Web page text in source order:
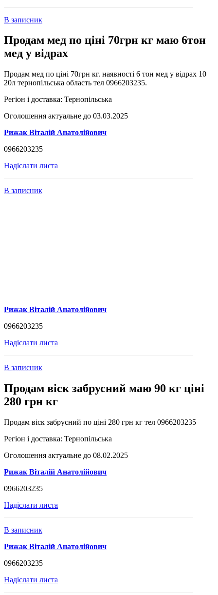
В записник
Продам мед по ціні 70грн кг маю 6тон
мед у відрах
Продам мед по ціні 70грн кг. наявності 6 тон мед у відрах 10
20л тернопільська область тел 0966203235.
Регіон і доставка: Тернопільська
Оголошення актуальне до 03.03.2025
Рижак Віталій Анатолійович
0966203235
Надіслати листа
В записник
Рижак Віталій Анатолійович
0966203235
Надіслати листа
В записник
Продам віск забрусний маю 90 кг ціні
280 грн кг
Продам віск забрусний по ціні 280 грн кг тел 0966203235
Регіон і доставка: Тернопільська
Оголошення актуальне до 08.02.2025
Рижак Віталій Анатолійович
0966203235
Надіслати листа
В записник
Рижак Віталій Анатолійович
0966203235
Надіслати листа